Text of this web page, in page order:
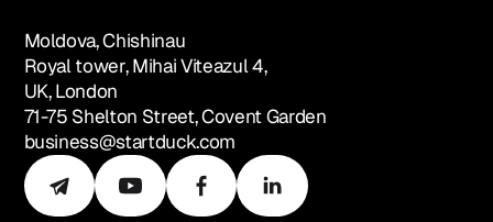
Moldova, Chishinau
Royal tower, Mihai Viteazul 4,
UK, London
71-75 Shelton Street, Covent Garden
business@startduck.com